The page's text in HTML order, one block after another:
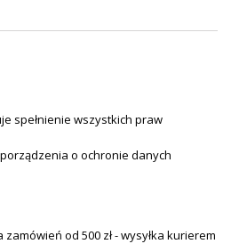
spełnienie wszystkich praw
o ochronie danych
od 500 zł - wysyłka kurierem